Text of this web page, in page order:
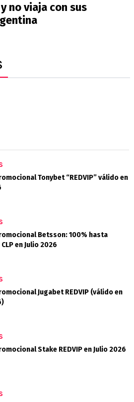
no viaja con sus
Tonybet “REDVIP” válido en
Betsson: 100% hasta
en Julio 2026
Jugabet REDVIP (válido en
Stake REDVIP en Julio 2026